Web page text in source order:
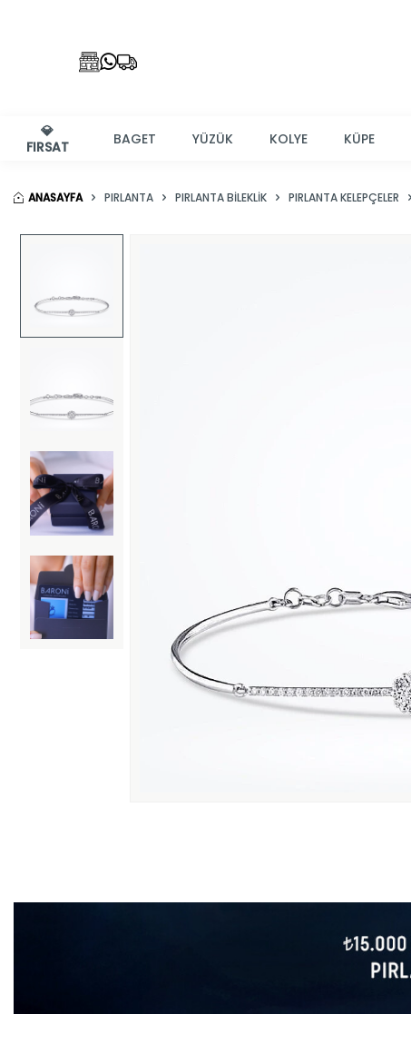
💎
FIRSAT
BAGET YÜZÜK KOLYE KÜPE
ANASAYFA PIRLANTA PIRLANTA BILEKLIK PIRLANTA KELEPÇELER